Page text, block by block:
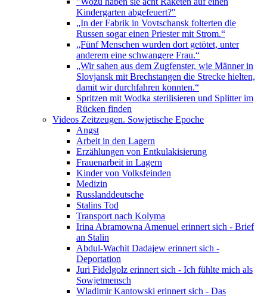
Kindergarten abgefeuert?"
„In der Fabrik in Vovtschansk folterten die
Russen sogar einen Priester mit Strom.“
„Fünf Menschen wurden dort getötet, unter
anderem eine schwangere Frau.“
„Wir sahen aus dem Zugfenster, wie Männer in
Slovjansk mit Brechstangen die Strecke hielten,
damit wir durchfahren konnten.“
Spritzen mit Wodka sterilisieren und Splitter im
Rücken finden
Videos Zeitzeugen. Sowjetische Epoche
Angst
Arbeit in den Lagern
Erzählungen von Entkulakisierung
Frauenarbeit in Lagern
Kinder von Volksfeinden
Medizin
Russlanddeutsche
Stalins Tod
Transport nach Kolyma
Irina Abramowna Amenuel erinnert sich - Brief
an Stalin
Abdul-Wachit Dadajew erinnert sich -
Deportation
Juri Fidelgolz erinnert sich - Ich fühlte mich als
Sowjetmensch
Wladimir Kantowski erinnert sich - Das